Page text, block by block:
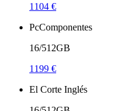
1104 €
PcComponentes
16/512GB
1199 €
El Corte Inglés